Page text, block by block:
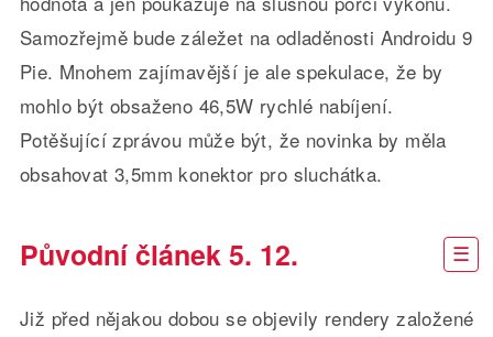
Samozřejmě bude záležet na odladěnosti Androidu 9
Pie. Mnohem zajímavější je ale spekulace, že by
mohlo být obsaženo 46,5W rychlé nabíjení.
Potěšující zprávou může být, že novinka by měla
obsahovat 3,5mm konektor pro sluchátka.
Původní článek 5. 12.
Již před nějakou dobou se objevily rendery založené